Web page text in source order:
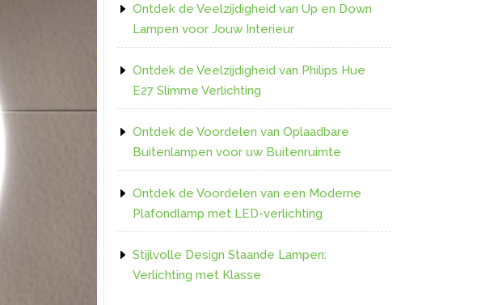
Ontdek de Veelzijdigheid van Up en Down
Lampen voor Jouw Interieur
Ontdek de Veelzijdigheid van Philips Hue
E27 Slimme Verlichting
Ontdek de Voordelen van Oplaadbare
Buitenlampen voor uw Buitenruimte
Ontdek de Voordelen van een Moderne
Plafondlamp met LED-verlichting
Stijlvolle Design Staande Lampen:
Verlichting met Klasse